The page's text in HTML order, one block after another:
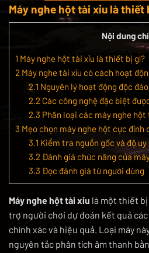
Máy nghe hột tài xỉu là thiết
Nội dung
1 Máy nghe hột tài xỉu là thiết bị gì?
2 Máy nghe tài xỉu có cách hoạt
2.1 Nguyên lý hoạt động độc
2.2 Các công nghệ đặc biệt
2.3 Phân loại các máy nghe
3 Mẹo chọn máy nghe hột cực đỉnh
3.1 Kiểm tra nguồn gốc và độ
3.2 Đánh giá chức năng của
3.3 Đọc đánh giá từ người dùng
Máy nghe hột tài xỉu là một thiết
trợ người chơi dự đoán kết quả
chính xác và hiệu quả. Loại máy
nguyên tắc phân tích âm thanh